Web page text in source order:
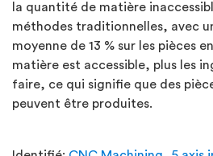
la quantité de matière
méthodes traditionnelles, avec
moyenne de 13 % sur les pièces
matière est accessible, plus les
faire, ce qui signifie que des
peuvent être produites.